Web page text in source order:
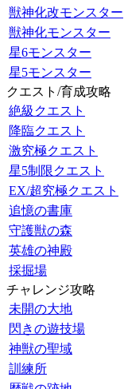
獣神化改モンスター
獣神化モンスター
星6モンスター
星5モンスター
クエスト/育成攻略
絶級クエスト
降臨クエスト
激究極クエスト
星5制限クエスト
EX/超究極クエスト
追憶の書庫
守護獣の森
英雄の神殿
採掘場
チャレンジ攻略
未開の大地
閃きの遊技場
神獣の聖域
訓練所